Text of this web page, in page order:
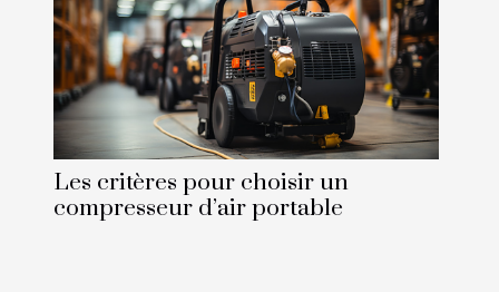
Les critères pour choisir un
compresseur d’air portable